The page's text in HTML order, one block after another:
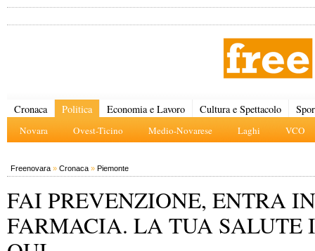
Cronaca Politica
Novara Ovest-Ticino Medio-Novarese Laghi VCO
Economia e Lavoro Cultura e Spettacolo
Freenovara » Cronaca » Piemonte
FAI PREVENZIONE, ENTRA IN
FARMACIA. LA TUA SALUTE